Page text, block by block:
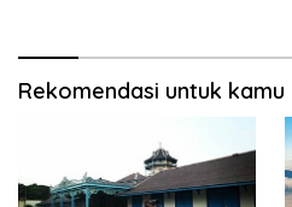
Rekomendasi untuk kamu